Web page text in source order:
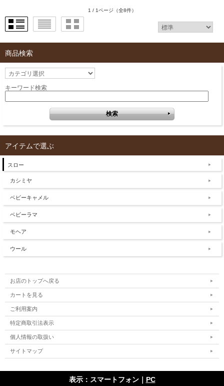
1 / 1ページ （全8件）
商品検索
キーワード検索
アイテムで選ぶ
スロー
カシミヤ
ベビーキャメル
ベビーラマ
モヘア
ウール
お店のトップへ戻る
カートを見る
ご利用案内
特定商取引法表示
個人情報の取扱い
サイトマップ
表示：スマートフォン｜ PC